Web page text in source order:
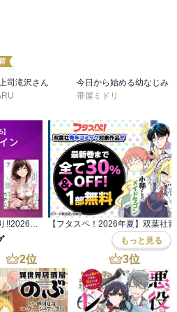
司滝沢さん
今日から始める幼なじみ
帯屋ミドリ
もっと見る
2位 3位